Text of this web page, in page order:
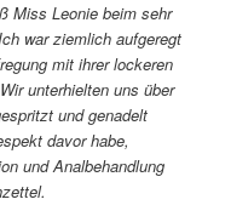
Miss Leonie beim sehr
war ziemlich aufgeregt
mit ihrer lockeren
unterhielten uns über
und genadelt
davor habe,
und Analbehandlung